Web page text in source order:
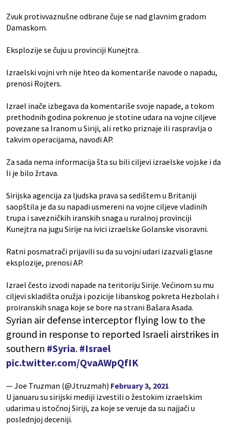
Zvuk protivvaznušne odbrane čuje se nad glavnim gradom
Damaskom.
Eksplozije se čuju u provinciji Kunejtra.
Izraelski vojni vrh nije hteo da komentariše navode o napadu,
prenosi Rojters.
Izrael inače izbegava da komentariše svoje napade, a tokom
prethodnih godina pokrenuo je stotine udara na vojne ciljeve
povezane sa Iranom u Siriji, ali retko priznaje ili raspravlja o
takvim operacijama, navodi AP.
Za sada nema informacija šta su bili ciljevi izraelske vojske i da
li je bilo žrtava.
Sirijska agencija za ljudska prava sa sedištem u Britaniji
saopštila je da su napadi usmereni na vojne ciljeve vladinih
trupa i savezničkih iranskih snaga u ruralnoj provinciji
Kunejtra na jugu Sirije na ivici izraelske Golanske visoravni.
Ratni posmatrači prijavili su da su vojni udari izazvali glasne
eksplozije, prenosi AP.
Izrael često izvodi napade na teritoriju Sirije. Većinom su mu
ciljevi skladišta oružja i pozicije libanskog pokreta Hezbolah i
proiranskih snaga koje se bore na strani Bašara Asada.
Syrian air defense interceptor flying low to the
ground in response to reported Israeli airstrikes in
southern #Syria. #Israel
pic.twitter.com/QvaAWpQfIK
— Joe Truzman (@Jtruzmah) February 3, 2021
U januaru su sirijski mediji izvestili o žestokim izraelskim
udarima u istočnoj Siriji, za koje se veruje da su najjači u
poslednjoj deceniji.